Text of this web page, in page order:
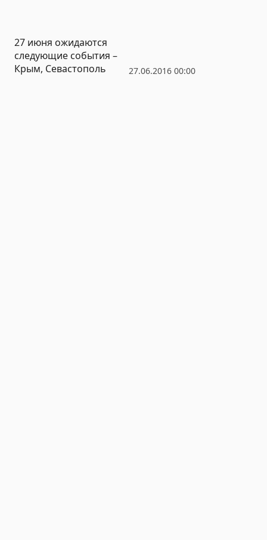
27.06.2016 00:00
27 июня ожидаются
следующие события –
Крым, Севастополь